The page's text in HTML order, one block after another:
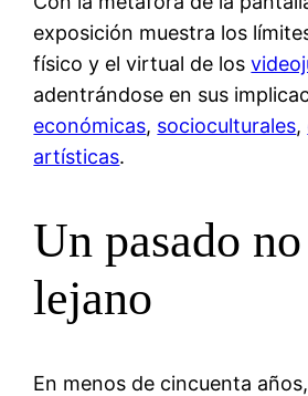
exposición muestra los
físico y el virtual de los
adentrándose en sus
económicas, socioculturales,
artísticas.
Un pasado
lejano
En menos de cincuenta